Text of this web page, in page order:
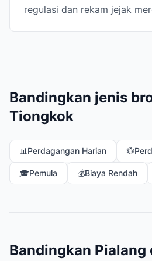
regulasi dan rekam jejak
Bandingkan jenis
Tiongkok
📊 Perdagangan Harian 💱
🎓Pemula 💰Biaya Rendah
Bandingkan Pialang